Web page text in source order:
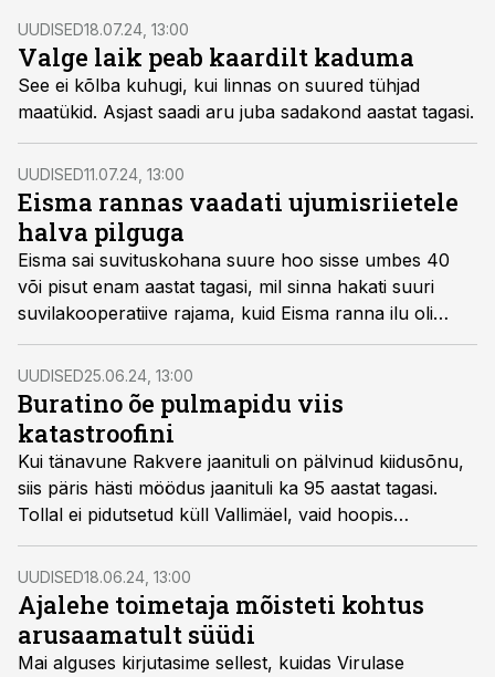
UUDISED18.07.24, 13:00
Valge laik peab kaardilt kaduma
See ei kõlba kuhugi, kui linnas on suured tühjad
maatükid. Asjast saadi aru juba sadakond aastat tagasi.
UUDISED11.07.24, 13:00
Eisma rannas vaadati ujumisriietele
halva pilguga
Eisma sai suvituskohana suure hoo sisse umbes 40
või pisut enam aastat tagasi, mil sinna hakati suuri
suvilakooperatiive rajama, kuid Eisma ranna ilu oli
teada varemgi.
UUDISED25.06.24, 13:00
Buratino õe pulmapidu viis
katastroofini
Kui tänavune Rakvere jaanituli on pälvinud kiidusõnu,
siis päris hästi möödus jaanituli ka 95 aastat tagasi.
Tollal ei pidutsetud küll Vallimäel, vaid hoopis
Rahvaaias.
UUDISED18.06.24, 13:00
Ajalehe toimetaja mõisteti kohtus
arusaamatult süüdi
Mai alguses kirjutasime sellest, kuidas Virulase